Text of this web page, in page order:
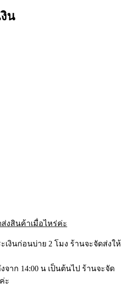
น
งสินค้าเมื่อไหร่ค่ะ
งินก่อนบ่าย 2 โมง ร้านจะจัดส่งให้
จาก 14:00 น เป็นต้นไป ร้านจะจัด
ะ